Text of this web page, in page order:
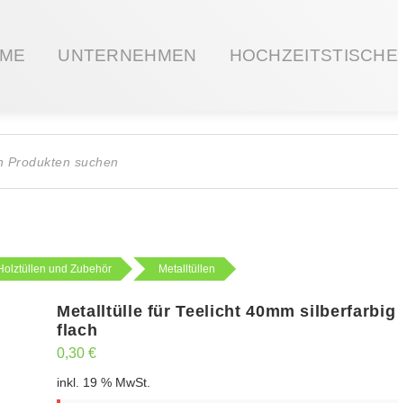
UNTERNEHMEN HOCHZEITSTISCHE
und Zubehör
Metalltüllen
Metalltülle für Teelicht 40mm silberfarbig
flach
0,30 €
inkl. 19 % MwSt.